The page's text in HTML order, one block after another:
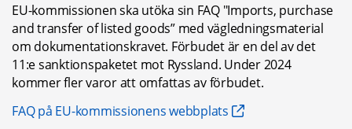
EU-kommissionen ska utöka sin FAQ "Imports, purchase
and transfer of listed goods” med vägledningsmaterial
om dokumentationskravet. Förbudet är en del av det
11:e sanktionspaketet mot Ryssland. Under 2024
kommer fler varor att omfattas av förbudet.
FAQ på EU-kommissionens webbplats